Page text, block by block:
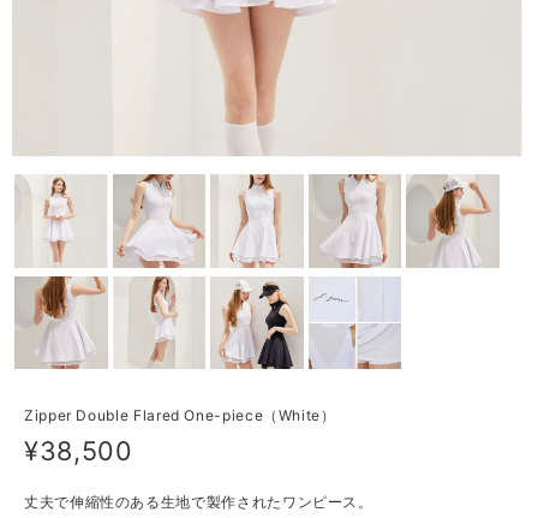
Zipper Double Flared One-piece（White）
¥38,500
丈夫で伸縮性のある生地で製作されたワンピース。